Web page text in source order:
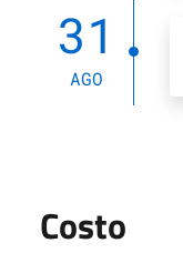
31
AGO
Costo